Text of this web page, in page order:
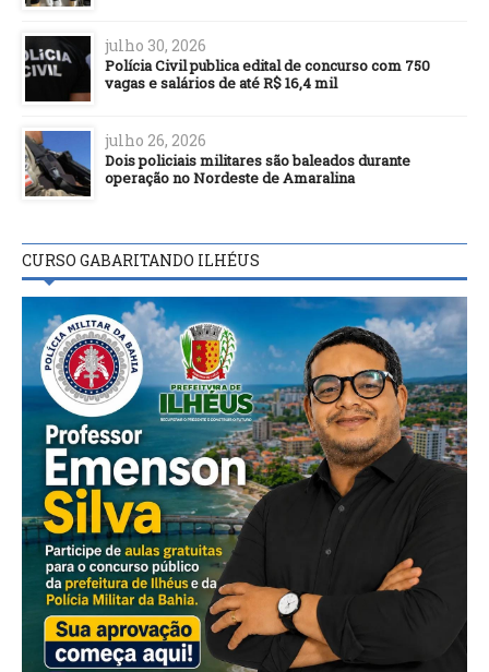
julho 30, 2026
Polícia Civil publica edital de concurso com 750
vagas e salários de até R$ 16,4 mil
julho 26, 2026
Dois policiais militares são baleados durante
operação no Nordeste de Amaralina
CURSO GABARITANDO ILHÉUS